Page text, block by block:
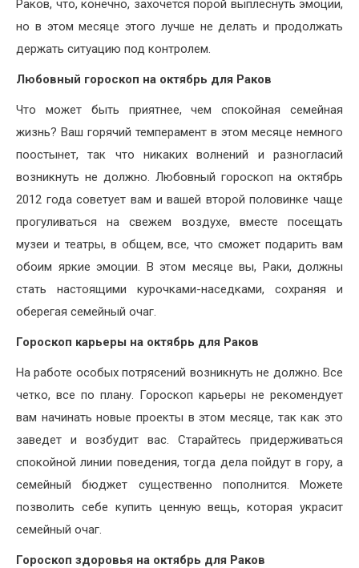
Раков, что, конечно, захочется порой выплеснуть эмоции,
но в этом месяце этого лучше не делать и продолжать
держать ситуацию под контролем.
Любовный гороскоп на октябрь для Раков
Что может быть приятнее, чем спокойная семейная
жизнь? Ваш горячий темперамент в этом месяце немного
поостынет, так что никаких волнений и разногласий
возникнуть не должно. Любовный гороскоп на октябрь
2012 года советует вам и вашей второй половинке чаще
прогуливаться на свежем воздухе, вместе посещать
музеи и театры, в общем, все, что сможет подарить вам
обоим яркие эмоции. В этом месяце вы, Раки, должны
стать настоящими курочками-наседками, сохраняя и
оберегая семейный очаг.
Гороскоп карьеры на октябрь для Раков
На работе особых потрясений возникнуть не должно. Все
четко, все по плану. Гороскоп карьеры не рекомендует
вам начинать новые проекты в этом месяце, так как это
заведет и возбудит вас. Старайтесь придерживаться
спокойной линии поведения, тогда дела пойдут в гору, а
семейный бюджет существенно пополнится. Можете
позволить себе купить ценную вещь, которая украсит
семейный очаг.
Гороскоп здоровья на октябрь для Раков